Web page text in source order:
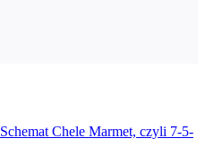
Schemat Chele Marmet, czyli 7-5-